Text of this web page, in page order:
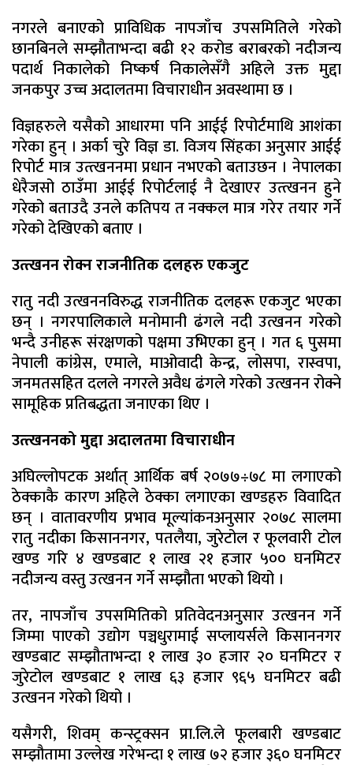
नगरले बनाएको प्राविधिक नापजाँच उपसमितिले गरेको
छानबिनले सम्झौताभन्दा बढी १२ करोड बराबरको नदीजन्य
पदार्थ निकालेको निष्कर्ष निकालेसँगै अहिले उक्त मुद्दा
जनकपुर उच्च अदालतमा विचाराधीन अवस्थामा छ ।
विज्ञहरुले यसैको आधारमा पनि आईई रिपोर्टमाथि आशंका
गरेका हुन् । अर्का चुरे विज्ञ डा. विजय सिंहका अनुसार आईई
रिपोर्ट मात्र उत्त्खननमा प्रधान नभएको बताउछन । नेपालका
धेरैजसो ठाउँमा आईई रिपोर्टलाई नै देखाएर उत्त्खनन हुने
गरेको बताउदै उनले कतिपय त नक्कल मात्र गरेर तयार गर्ने
गरेको देखिएको बताए ।
उत्त्खनन रोक्न राजनीतिक दलहरु एकजुट
रातु नदी उत्खननविरुद्ध राजनीतिक दलहरू एकजुट भएका
छन् । नगरपालिकाले मनोमानी ढंगले नदी उत्खनन गरेको
भन्दै उनीहरू संरक्षणको पक्षमा उभिएका हुन् । गत ६ पुसमा
नेपाली कांग्रेस, एमाले, माओवादी केन्द्र, लोसपा, रास्वपा,
जनमतसहित दलले नगरले अवैध ढंगले गरेको उत्खनन रोक्ने
सामूहिक प्रतिबद्धता जनाएका थिए ।
उत्त्खननको मुद्दा अदालतमा विचाराधीन
अघिल्लोपटक अर्थात् आर्थिक बर्ष २०७७÷७८ मा लगाएको
ठेक्काकै कारण अहिले ठेक्का लगाएका खण्डहरु विवादित
छन् । वातावरणीय प्रभाव मूल्यांकनअनुसार २०७८ सालमा
रातु नदीका किसाननगर, पतलैया, जुरेटोल र फूलवारी टोल
खण्ड गरि ४ खण्डबाट १ लाख २१ हजार ५०० घनमिटर
नदीजन्य वस्तु उत्खनन गर्ने सम्झौता भएको थियो ।
तर, नापजाँच उपसमितिको प्रतिवेदनअनुसार उत्खनन गर्ने
जिम्मा पाएको उद्योग पञ्चधुरामाई सप्लायर्सले किसाननगर
खण्डबाट सम्झौताभन्दा १ लाख ३० हजार २० घनमिटर र
जुरेटोल खण्डबाट १ लाख ६३ हजार ९६५ घनमिटर बढी
उत्खनन गरेको थियो ।
यसैगरी, शिवम् कन्स्ट्रक्सन प्रा.लि.ले फूलबारी खण्डबाट
सम्झौतामा उल्लेख गरेभन्दा १ लाख ७२ हजार ३६० घनमिटर